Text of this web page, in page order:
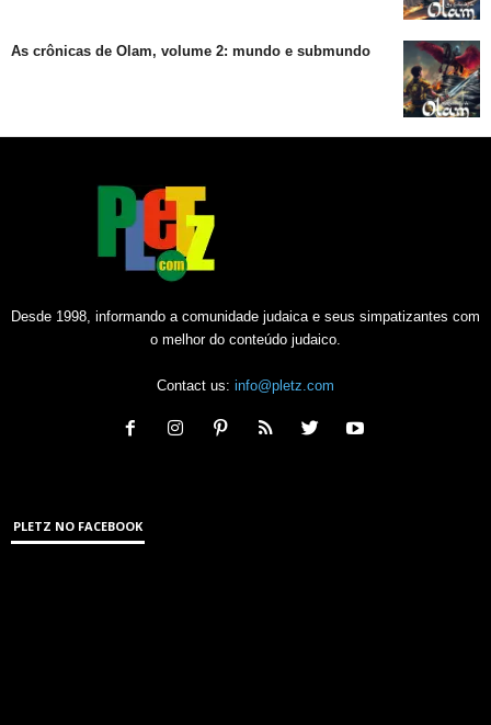
As crônicas de Olam, volume 2: mundo e submundo
Desde 1998, informando a comunidade judaica e seus simpatizantes com
o melhor do conteúdo judaico.
Contact us: info@pletz.com
PLETZ NO FACEBOOK